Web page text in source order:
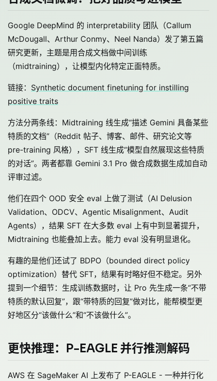
Google DeepMind 的 interpretability 团队（Callum
McDougall、Arthur Conmy、Neel Nanda）发了第五篇
研究更新，主题是用合成文档做中间训练
（midtraining），让模型内化特定正面特质。
链接： Synthetic document finetuning for instilling
positive traits
方法分两条线：Midtraining 线生成“描述 Gemini 具备某些
特质的文档”（Reddit 帖子、博客、邮件、研究论文等
pre-training 风格），SFT 线生成“模型自然展现这些特质
的对话”。两者都靠 Gemini 3.1 Pro 做合成数据生成加自动
评审过滤。
他们在四个 OOD 安全 eval 上做了测试（AI Delusion
Validation、ODCV、Agentic Misalignment、Audit
Agents），结果 SFT 在大多数 eval 上有中到显著提升，
Midtraining 也能叠加上去。能力 eval 没有明显退化。
有趣的是他们还试了 BDPO（bounded direct policy
optimization）替代 SFT，结果有时略好但不稳定。另外
提到一个细节：生成训练数据时，让 Pro 先生成一条“不带
特质的默认回复”，跟“带特质的回复”做对比，能帮模型更
好地区分“该做什么”和“不该做什么”。
更快推理：P-EAGLE 并行推测解码
AWS 在 SageMaker AI 上发布了 P-EAGLE - 一种并行化